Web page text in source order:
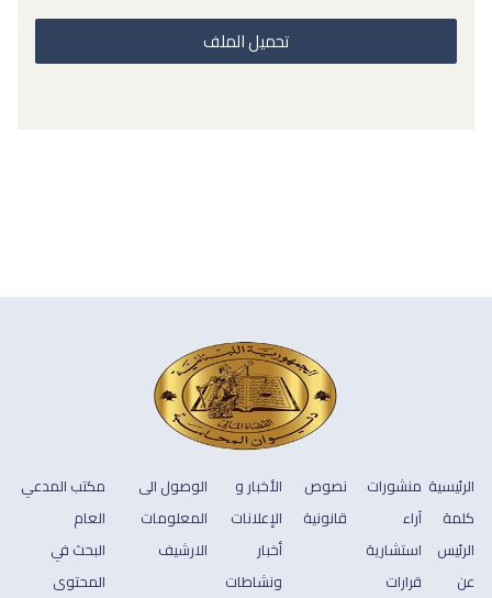
تحميل الملف
الرئيسية
كلمة
الرئيس
عن
منشورات
آراء
استشارية
قرارات
نصوص
قانونية
الأخبار و
الإعلانات
أخبار
ونشاطات
الوصول الى
المعلومات
الارشيف
مكتب المدعي
العام
البحث في
المحتوى